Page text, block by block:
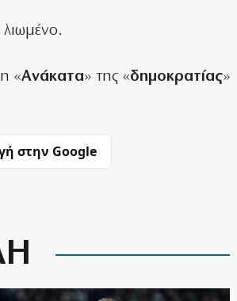
«Ανάκατα» της «δημοκρατίας»
στην Google